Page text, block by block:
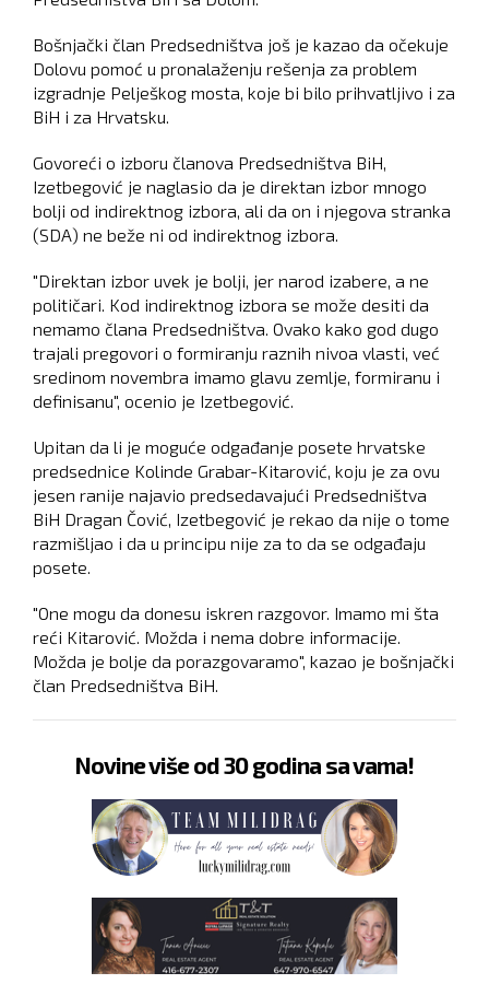
Bošnjački član Predsedništva još je kazao da očekuje
Dolovu pomoć u pronalaženju rešenja za problem
izgradnje Pelješkog mosta, koje bi bilo prihvatljivo i za
BiH i za Hrvatsku.
Govoreći o izboru članova Predsedništva BiH,
Izetbegović je naglasio da je direktan izbor mnogo
bolji od indirektnog izbora, ali da on i njegova stranka
(SDA) ne beže ni od indirektnog izbora.
"Direktan izbor uvek je bolji, jer narod izabere, a ne
političari. Kod indirektnog izbora se može desiti da
nemamo člana Predsedništva. Ovako kako god dugo
trajali pregovori o formiranju raznih nivoa vlasti, već
sredinom novembra imamo glavu zemlje, formiranu i
definisanu", ocenio je Izetbegović.
Upitan da li je moguće odgađanje posete hrvatske
predsednice Kolinde Grabar-Kitarović, koju je za ovu
jesen ranije najavio predsedavajući Predsedništva
BiH Dragan Čović, Izetbegović je rekao da nije o tome
razmišljao i da u principu nije za to da se odgađaju
posete.
"One mogu da donesu iskren razgovor. Imamo mi šta
reći Kitarović. Možda i nema dobre informacije.
Možda je bolje da porazgovaramo", kazao je bošnjački
član Predsedništva BiH.
Novine više od 30 godina sa vama!